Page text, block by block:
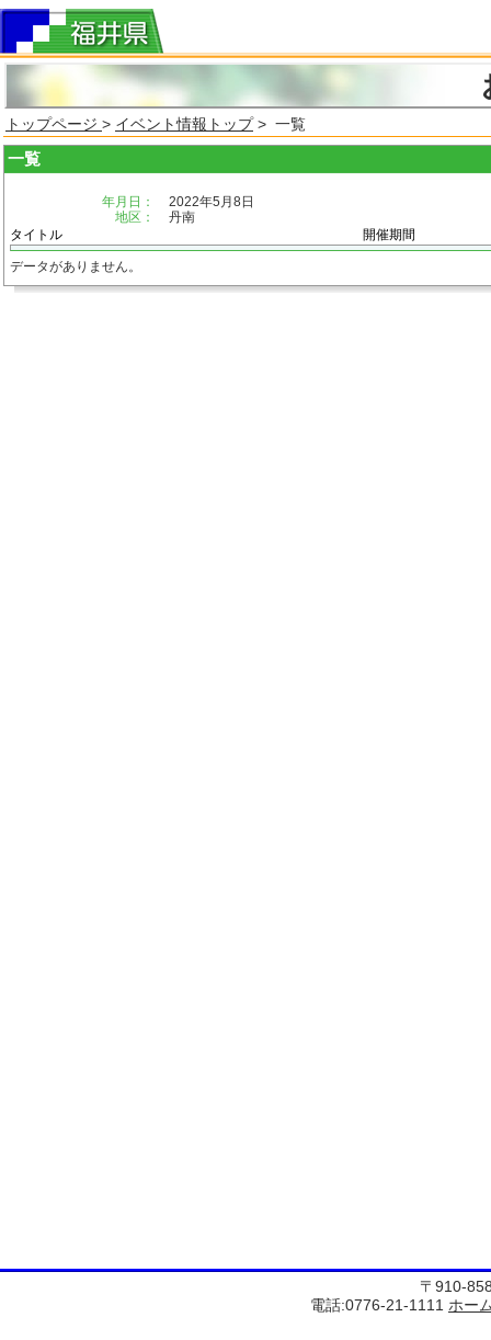
トップページ > イベント情報トップ> 一覧
一覧
年月日：
2022年5月8日
地区：
丹南
タイトル
開催期間
データがありません。
〒910-
電話:0776-21-1111 ホー